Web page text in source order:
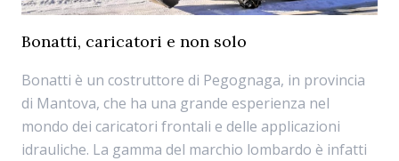
Bonatti, caricatori e non solo
Bonatti è un costruttore di Pegognaga, in provincia
di Mantova, che ha una grande esperienza nel
mondo dei caricatori frontali e delle applicazioni
idrauliche. La gamma del marchio lombardo è infatti